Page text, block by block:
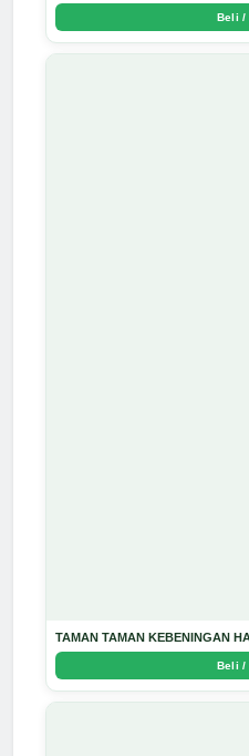
Beli /
TAMAN TAMAN KEBENINGAN
Beli /